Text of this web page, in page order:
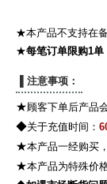
★本产品不支持在
★每笔订单限购1单
▌注意事项：
★顾客下单后产品
◆关于充值时间：
★本产品一经购买
★本产品为特殊价